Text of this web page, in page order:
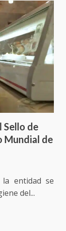
Sello de
Mundial de
entidad se
del...